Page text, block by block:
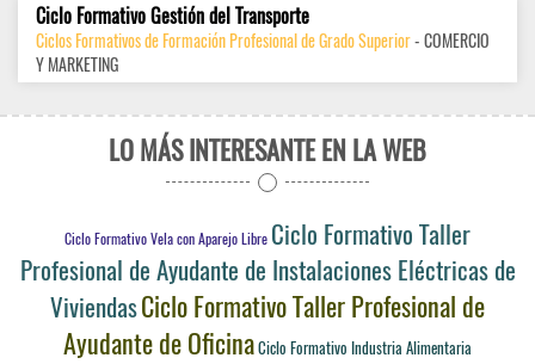
Ciclo Formativo Gestión del Transporte
Ciclos Formativos de Formación Profesional de Grado Superior- COMERCIO
Y MARKETING
LO MÁS INTERESANTE EN LA WEB
Ciclo Formativo Vela con Aparejo Libre Ciclo Formativo Taller
Profesional de Ayudante de Instalaciones Eléctricas de
ViviendasCiclo Formativo Taller Profesional de
Ayudante de OficinaCiclo Formativo Industria Alimentaria